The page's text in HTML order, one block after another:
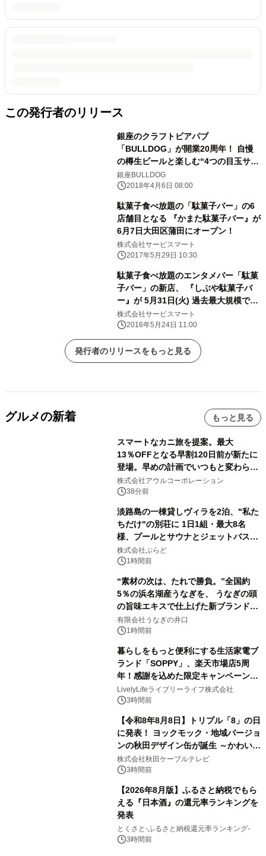
この発行者のリリース
銀座のクラフトビアパブ
「BULLDOG」が開業20周年！ 自慢
の樽生ビールと楽しむ“4つの目玉サー
ビス”を提供
銀座BULLDOG
2018年4月6日 08:00
駄菓子食べ放題の「駄菓子バー」の6
店舗目となる 『かまた駄菓子バー』が
6月7日大田区蒲田にオープン！
株式会社サービスマート
2017年5月29日 10:30
駄菓子食べ放題のエンタメバー「駄菓
子バー」の新店、 『しぶや駄菓子バ
ー』が 5月31日(火) 過去最大規模で渋
谷にオープン
株式会社サービスマート
2016年5月24日 11:00
発行者のリリースをもっと見る
グルメの新着 もっと見る
スマートなカニ旅を提案。最大
13％OFFとなる早割120日前が新たに
登場。早めの計画でいつもと変わらぬ
大人の冬旅を。ー夕日ヶ浦温泉「佳松
苑 別邸ふうか」ー
株式会社アウルコーポレーション
38分前
淡路島の一棟貸しヴィラを2泊、"私た
ちだけ"の別荘に 1日1組・最大8名
様、プールとサウナとジェットバス付
きで Villa Mon Temps AWAJIの連泊
素泊りプラン
株式会社ぷらど
1時間前
“素材の次は、たれで勝負。”全国約
5％の浜名湖産うなぎを、 うなぎの頭
の旨味エキスで仕上げた新ブランド
「井口の誉」誕生
有限会社うなぎの井口
1時間前
暮らしをもっと便利にする生活家電ブ
ランド「SOPPY」、楽天市場店5周
年！感謝を込めた限定キャンペーンを
8月10日より開催
LivelyLifeライブリーライフ株式会社
3時間前
【令和8年8月8日】トリプル「8」の日
に発表！ ヨックモック・地域バージョ
ンの秋田デザイン缶が誕生 ～かわいい
秋田犬の子犬と秋田の四季と名所を巡
るパッケージ～ 9月1日(火)秋田県内で
株式会社秋田ケーブルテレビ
3時間前
【2026年8月版】ふるさと納税でもら
える『日本酒』の還元率ランキングを
発表
とくさと-ふるさと納税還元率ランキング-
3時間前